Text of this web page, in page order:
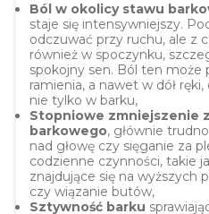
Ból w okolicy stawu
staje się intensywniejszy.
odczuwać przy ruchu, ale z
również w spoczynku,
spokojny sen. Ból ten może
ramienia, a nawet w dół
nie tylko w barku,
Stopniowe zmniejszenie
barkowego, głównie
nad głowę czy sięganie za
codzienne czynności, takie
znajdujące się na wyższych
czy wiązanie butów,
Sztywność barku